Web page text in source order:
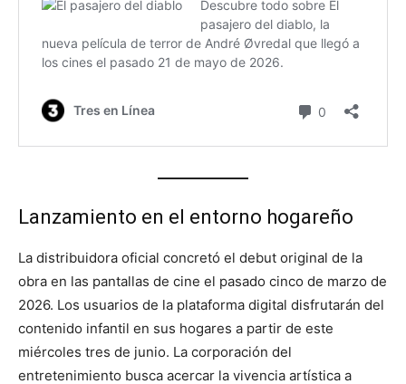
Lanzamiento en el entorno hogareño
La distribuidora oficial concretó el debut original de la
obra en las pantallas de cine el pasado cinco de marzo de
2026. Los usuarios de la plataforma digital disfrutarán del
contenido infantil en sus hogares a partir de este
miércoles tres de junio. La corporación del
entretenimiento busca acercar la vivencia artística a